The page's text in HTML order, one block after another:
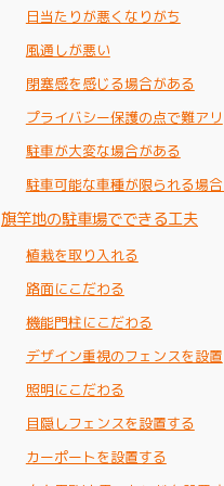
日当たりが悪くなりがち
風通しが悪い
閉塞感を感じる場合がある
プライバシー保護の点で難アリ
駐車が大変な場合がある
駐車可能な車種が限られる場
旗竿地の駐車場でできる工夫
植栽を取り入れる
路面にこだわる
機能門柱にこだわる
デザイン重視のフェンスを設置
照明にこだわる
目隠しフェンスを設置する
カーポートを設置する